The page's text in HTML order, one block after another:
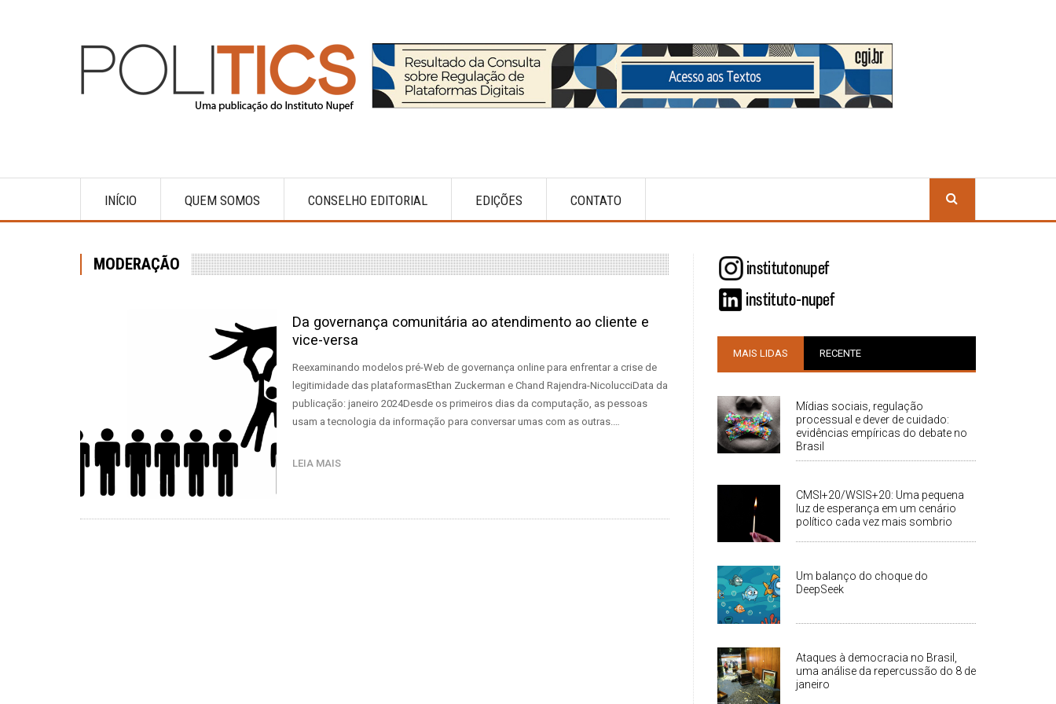
Main
navigation
INÍCIO QUEM SOMOS CONSELHO EDITORIAL EDIÇÕES CONTATO
MODERAÇÃO
Da governança comunitária ao atendimento ao cliente e
vice-versa
Reexaminando modelos pré-Web de governança online para enfrentar a crise de
legitimidade das plataformasEthan Zuckerman e Chand Rajendra-NicolucciData da
publicação: janeiro 2024Desde os primeiros dias da computação, as pessoas
usam a tecnologia da informação para conversar umas com as outras.…
LEIA MAIS
MAIS LIDAS RECENTE
Mídias sociais, regulação
processual e dever de cuidado:
evidências empíricas do debate no
Brasil
CMSI+20/WSIS+20: Uma pequena
luz de esperança em um cenário
político cada vez mais sombrio
Um balanço do choque do
DeepSeek
Ataques à democracia no Brasil,
uma análise da repercussão do 8 de
janeiro